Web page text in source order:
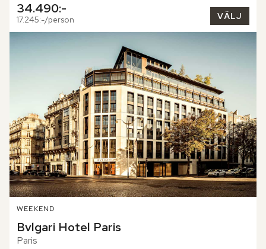
34.490:-
17.245:-/person VÄLJ
WEEKEND
Bvlgari Hotel Paris
Paris